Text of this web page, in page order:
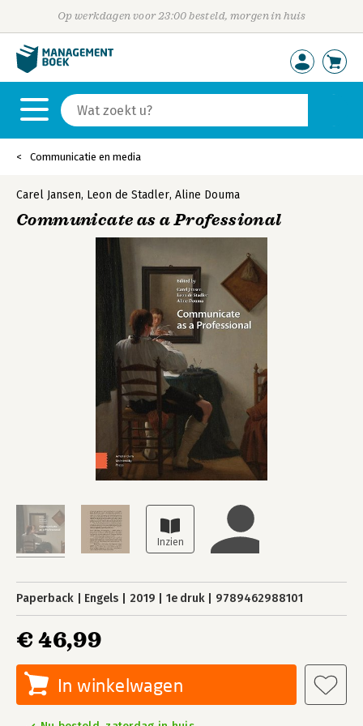
Op werkdagen voor 23:00 besteld, morgen in huis
Communicatie en media
Carel Jansen, Leon de Stadler, Aline Douma
Communicate as a Professional
Paperback Engels 2019 1e druk 9789462988101
€ 46,99
In winkelwagen